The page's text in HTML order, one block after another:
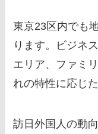
東京23区内でも
ります。ビジネ
エリア、ファミ
れの特性に応じ
訪日外国人の動